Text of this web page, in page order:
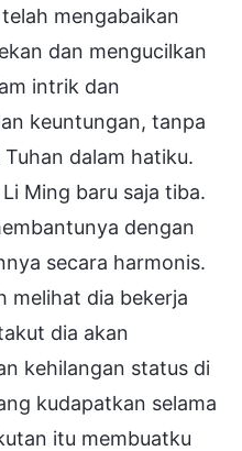
mengabaikan
dan mengucilkan
intrik dan
keuntungan, tanpa
dalam hatiku.
Ming baru saja tiba.
dengan
secara harmonis.
melihat dia bekerja
dia akan
kehilangan status di
kudapatkan selama
itu membuatku